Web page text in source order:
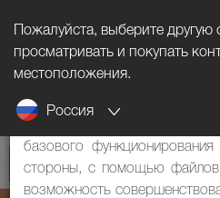
Пожалуйста, выберите другую
просматривать и покупать
местоположения.
Россия
Информация о файлах cookie
Наш сайт использует
функции: с одной
базового
стороны, с помощью
возможность